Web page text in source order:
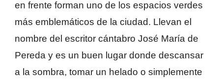
en frente forman uno de los espacios verdes
más emblemáticos de la ciudad. Llevan el
nombre del escritor cántabro José María de
Pereda y es un buen lugar donde descansar
a la sombra, tomar un helado o simplemente